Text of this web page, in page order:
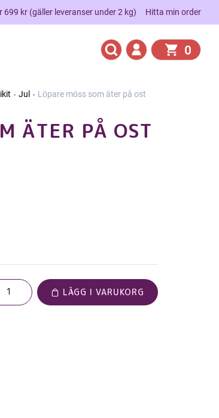
699 kr (gäller leveranser under 2 kg) Hitta min order
0
Jul Löpare möss som äter på ost
ÄTER PÅ OST
LÄGG I VARUKORG